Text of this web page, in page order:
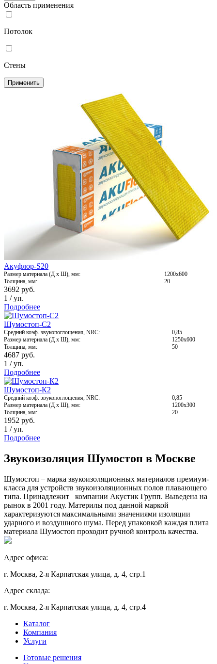
Область применения
Потолок
Стены
Применить
Акуфлор-S20
Размер материала (Д х Ш), мм:
1200х600
Толщина, мм:
20
3692 руб.
1 /уп.
Подробнее
Шумостоп-С2
Средний коэф. звукопоглощения, NRC:
0,85
Размер материала (Д х Ш), мм:
1250х600
Толщина, мм:
50
4687 руб.
1 /уп.
Подробнее
Шумостоп-К2
Средний коэф. звукопоглощения, NRC:
0,85
Размер материала (Д х Ш), мм:
1200х300
Толщина, мм:
20
1952 руб.
1 /уп.
Подробнее
Звукоизоляция Шумостоп в Москве
Шумостоп – марка звукоизоляционных материалов премиум-
класса для устройств звукоизоляционных полов плавающего
типа. Принадлежит компании Акустик Групп. Выведена на
рынок в 2001 году. Материлы под данной маркой
характеризуются максимальными значениями изоляции
ударного и воздушного шума. Перед упаковкой каждая плита
материала Шумостоп проходит ручной контроль качества.
Адрес офиса:
г. Москва, 2-я Карпатская улица, д. 4, стр.1
Адрес склада:
г. Москва, 2-я Карпатская улица, д. 4, стр.4
Каталог
Компания
Услуги
Готовые решения